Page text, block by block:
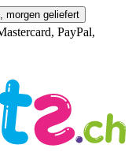
morgen geliefert
PayPal,